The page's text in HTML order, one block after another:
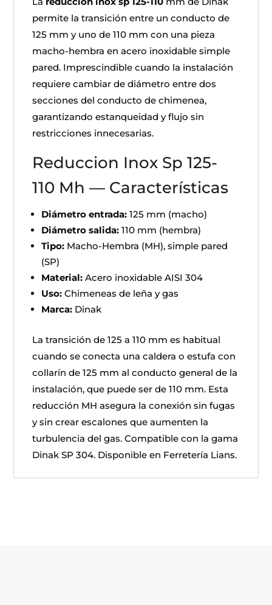
permite la transición entre un conducto de
125 mm y uno de 110 mm con una pieza
macho-hembra en acero inoxidable simple
pared. Imprescindible cuando la instalación
requiere cambiar de diámetro entre dos
secciones del conducto de chimenea,
garantizando estanqueidad y flujo sin
restricciones innecesarias.
Reduccion Inox Sp 125-
110 Mh — Características
Diámetro entrada: 125 mm (macho)
Diámetro salida: 110 mm (hembra)
Tipo: Macho-Hembra (MH), simple pared
(SP)
Material: Acero inoxidable AISI 304
Uso: Chimeneas de leña y gas
Marca: Dinak
La transición de 125 a 110 mm es habitual
cuando se conecta una caldera o estufa con
collarín de 125 mm al conducto general de la
instalación, que puede ser de 110 mm. Esta
reducción MH asegura la conexión sin fugas
y sin crear escalones que aumenten la
turbulencia del gas. Compatible con la gama
Dinak SP 304. Disponible en Ferretería Lians.